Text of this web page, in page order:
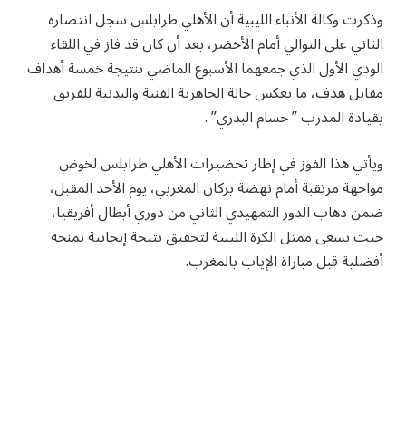
وذكرت وكالة الأنباء الليبية أن الأهلي طرابلس سجل انتصاره
الثاني على التوالي أمام الأخضر، بعد أن كان قد فاز في اللقاء
الودي الأول الذي جمعهما الأسبوع الماضي بنتيجة خمسة أهداف
مقابل هدف، ما يعكس حالة الجاهزية الفنية والبدنية للفريق
بقيادة المدرب ” حسام البدري” .
ويأتي هذا الفوز في إطار تحضيرات الأهلي طرابلس لخوض
مواجهة مرتقبة أمام نهضة بركان المغربي، يوم الأحد المقبل،
ضمن ذهاب الدور التمهيدي الثاني من دوري أبطال أفريقيا،
حيث يسعى ممثل الكرة الليبية لتحقيق نتيجة إيجابية تمنحه
أفضلية قبل مباراة الإياب بالمغرب.